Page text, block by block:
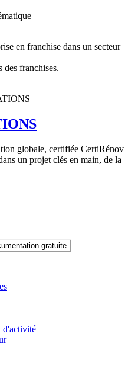
en franchise dans un secteur
des franchises.
globale, certifiée CertiRénov
un projet clés en main, de la
gratuite
d'activité